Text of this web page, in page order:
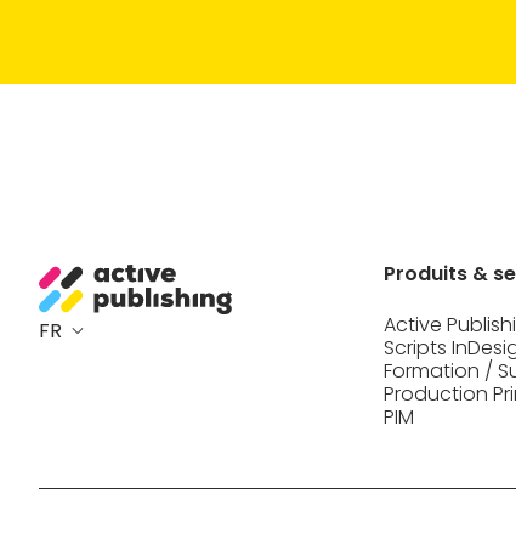
FR
Produits &
Active
Scripts
Formation /
Production
PIM